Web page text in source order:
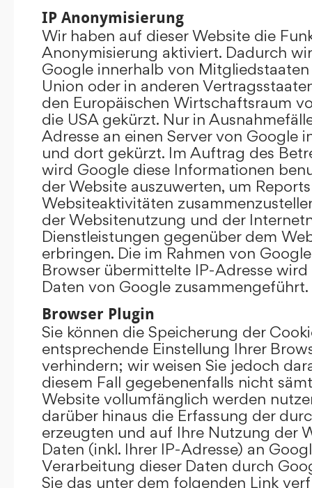
IP Anonymisierung
Wir haben auf dieser Website die
Anonymisierung aktiviert. Dadurch
Google innerhalb von
Union oder in anderen
den Europäischen Wirtschaftsraum
die USA gekürzt. Nur in
Adresse an einen Server von Google
und dort gekürzt. Im Auftrag des
wird Google diese Informationen
der Website auszuwerten, um
Websiteaktivitäten
der Websitenutzung und der
Dienstleistungen gegenüber dem
erbringen. Die im Rahmen von
Browser übermittelte IP-Adresse
Daten von Google zusammengeführt.
Browser Plugin
Sie können die Speicherung der
entsprechende Einstellung Ihrer
verhindern; wir weisen Sie jedoch
diesem Fall gegebenenfalls nicht
Website vollumfänglich werden
darüber hinaus die Erfassung der
erzeugten und auf Ihre Nutzung der
Daten (inkl. Ihrer IP-Adresse) an
Verarbeitung dieser Daten durch
Sie das unter dem folgenden Link